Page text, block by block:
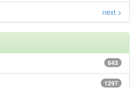
next >
843
1297